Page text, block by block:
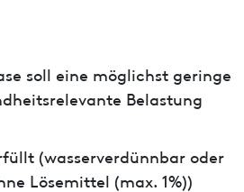
soll eine möglichst geringe
Belastung
(wasserverdünnbar oder
Lösemittel (max. 1%))